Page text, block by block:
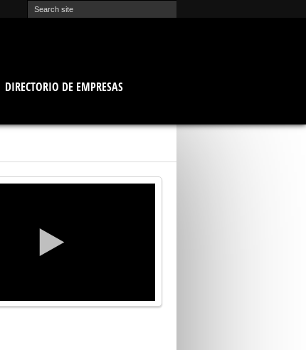
DIRECTORIO DE EMPRESAS